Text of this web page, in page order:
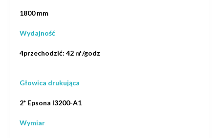
1800 mm
Wydajność
4przechodzić: 42 ㎡/godz
Głowica drukująca
2* Epsona I3200-A1
Wymiar